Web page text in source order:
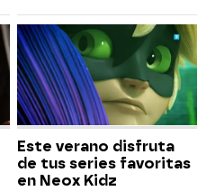
Este verano disfruta
de tus series favoritas
en Neox Kidz